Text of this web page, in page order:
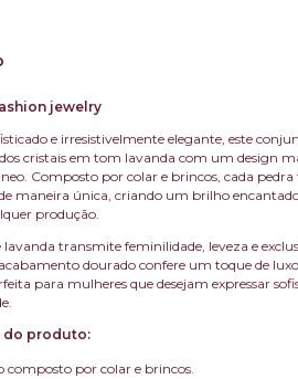
jewelry
e irresistivelmente elegante, este
cristais em tom lavanda com um design
Composto por colar e brincos, cada pedra
maneira única, criando um brilho
produção.
transmite feminilidade, leveza e
dourado confere um toque de
para mulheres que desejam expressar
do produto:
composto por colar e brincos.